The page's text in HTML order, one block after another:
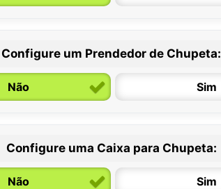
0 / 6 meses
Configure um Prendedor de Chupeta:
Não Sim
Configure uma Caixa para Chupeta:
Não Sim